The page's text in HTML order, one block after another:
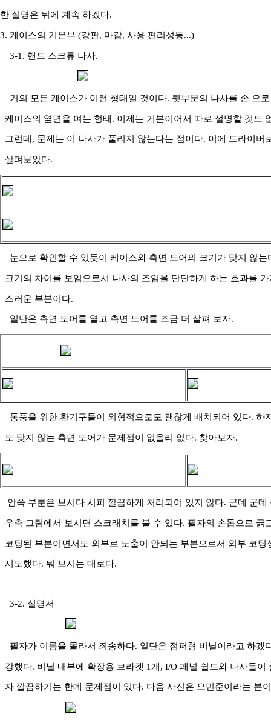
한 설명은 뒤에 계속 하겠다.
3. 케이스의 기본부 (강판, 마감, 사용 편리성등...)
3-1. 핸드 스크류 나사.
거의 모든 케이스가 이런 형태일 것이다. 뒷부분의 나사를 손 으
케이스의 옆면을 여는 형태. 이제는 기본이어서 따로 설명할 것도
그런데, 문제는 이 나사가 풀리지 않는다는 점이다. 이에 드라이버
살펴보았다.
눈으로 확인할 수 있듯이 케이스와 측면 도어의 크기가 맞지 않는
크기의 차이를 보임으로서 나사의 조임을 단단하게 하는 효과를
스러운 부분이다.
일단은 측면 도어를 열고 측면 도어를 조금 더 살펴 보자.
통풍을 위한 환기구들이 외형적으로도 괜찮게 배치되어 있다. 하
도 맞지 않는 측면 도어가 문제점이 없을리 없다. 찾아보자.
안쪽 부분은 보시다 시피 깔끔하게 처리되어 있지 않다. 군데 군데
우측 그림에서 보시면 스크래치를 볼 수 있다. 필자의 손톱으로 긁
코팅된 부분이면서도 외부로 노출이 안되는 부분으로서 외부 코팅
시도했다. 뭐 보시는 대로다.
3-2. 설명서
필자가 이름을 몰라서 죄송하다. 일단은 점퍼형 비닐이라고 하겠
강했다. 비닐 내부에 확장용 브라켓 1개, I/O 패널 쉴드와 나사들이
자 깔끔하기는 한데 문제점이 있다. 다음 사진은 오민준이라는 분